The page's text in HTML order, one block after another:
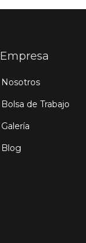
Empresa
Nosotros
Bolsa de Trabajo
Galería
Blog